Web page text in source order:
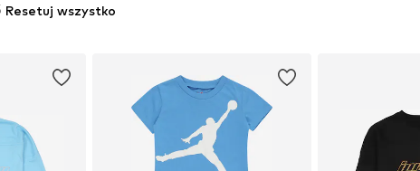
Resetuj wszystko